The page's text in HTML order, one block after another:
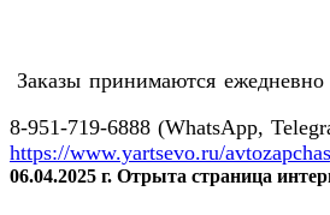
Заказы принимаются
8-951-719-6888 (WhatsApp,
https://www.yartsevo.ru/
06.04.2025 г. Отрыта страница